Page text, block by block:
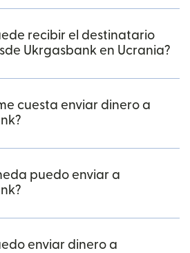
recibir el destinatario
Ukrgasbank en Ucrania?
cuesta enviar dinero a
puedo enviar a
enviar dinero a